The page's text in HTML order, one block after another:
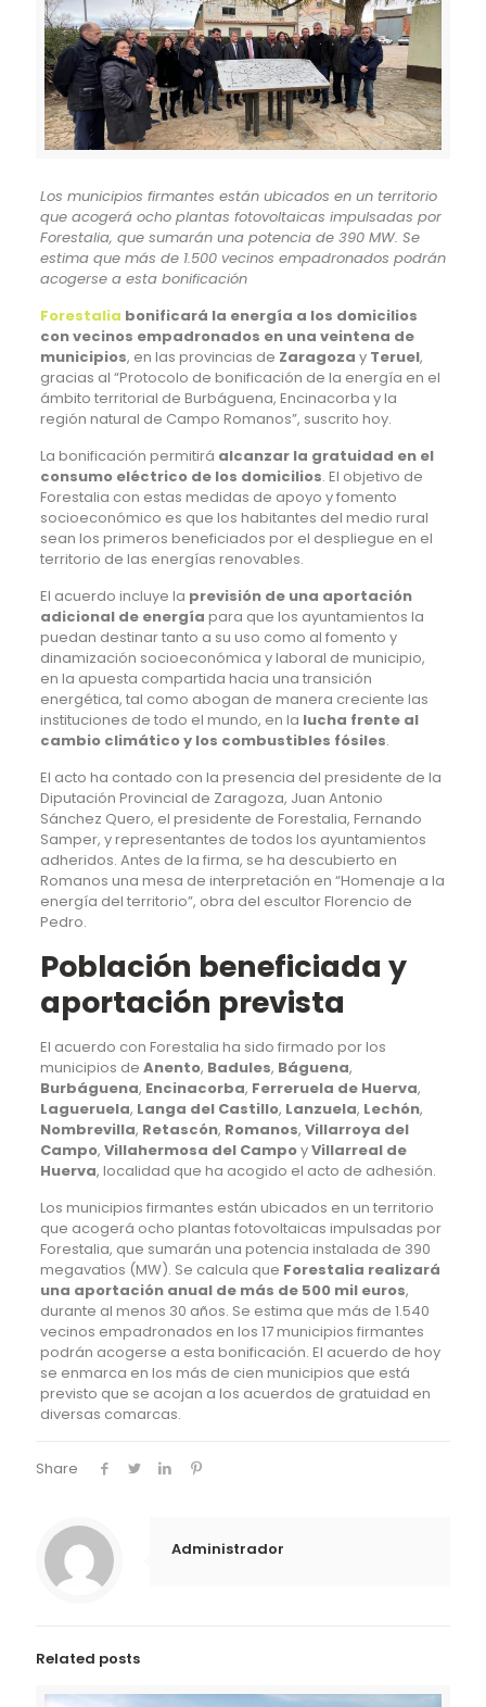
Los municipios firmantes están ubicados en un territorio
que acogerá ocho plantas fotovoltaicas impulsadas por
Forestalia, que sumarán una potencia de 390 MW. Se
estima que más de 1.500 vecinos empadronados podrán
acogerse a esta bonificación
Forestalia bonificará la energía a los domicilios
con vecinos empadronados en una veintena de
municipios, en las provincias de Zaragoza y Teruel,
gracias al “Protocolo de bonificación de la energía en el
ámbito territorial de Burbáguena, Encinacorba y la
región natural de Campo Romanos”, suscrito hoy.
La bonificación permitirá alcanzar la gratuidad en el
consumo eléctrico de los domicilios. El objetivo de
Forestalia con estas medidas de apoyo y fomento
socioeconómico es que los habitantes del medio rural
sean los primeros beneficiados por el despliegue en el
territorio de las energías renovables.
El acuerdo incluye la previsión de una aportación
adicional de energía para que los ayuntamientos la
puedan destinar tanto a su uso como al fomento y
dinamización socioeconómica y laboral de municipio,
en la apuesta compartida hacia una transición
energética, tal como abogan de manera creciente las
instituciones de todo el mundo, en la lucha frente al
cambio climático y los combustibles fósiles.
El acto ha contado con la presencia del presidente de la
Diputación Provincial de Zaragoza, Juan Antonio
Sánchez Quero, el presidente de Forestalia, Fernando
Samper, y representantes de todos los ayuntamientos
adheridos. Antes de la firma, se ha descubierto en
Romanos una mesa de interpretación en “Homenaje a la
energía del territorio”, obra del escultor Florencio de
Pedro.
Población beneficiada y
aportación prevista
El acuerdo con Forestalia ha sido firmado por los
municipios de Anento, Badules, Báguena,
Burbáguena, Encinacorba, Ferreruela de Huerva,
Lagueruela, Langa del Castillo, Lanzuela, Lechón,
Nombrevilla, Retascón, Romanos, Villarroya del
Campo, Villahermosa del CampoyVillarreal de
Huerva, localidad que ha acogido el acto de adhesión.
Los municipios firmantes están ubicados en un territorio
que acogerá ocho plantas fotovoltaicas impulsadas por
Forestalia, que sumarán una potencia instalada de 390
megavatios (MW). Se calcula que Forestalia realizará
una aportación anual de más de 500 mil euros,
durante al menos 30 años. Se estima que más de 1.540
vecinos empadronados en los 17 municipios firmantes
podrán acogerse a esta bonificación. El acuerdo de hoy
se enmarca en los más de cien municipios que está
previsto que se acojan a los acuerdos de gratuidad en
diversas comarcas.
Share
Administrador
Related posts